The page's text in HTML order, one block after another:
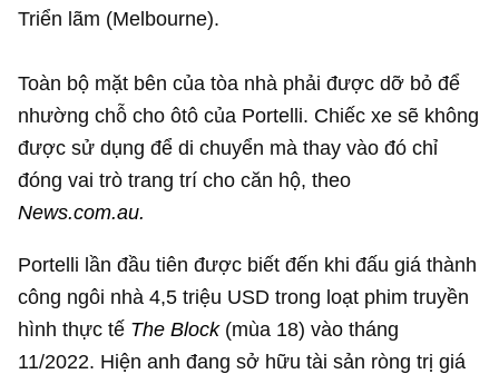
Triển lãm (Melbourne).
Toàn bộ mặt bên của tòa nhà phải được dỡ bỏ để
nhường chỗ cho ôtô của Portelli. Chiếc xe sẽ không
được sử dụng để di chuyển mà thay vào đó chỉ
đóng vai trò trang trí cho căn hộ, theo
News.com.au.
Portelli lần đầu tiên được biết đến khi đấu giá thành
công ngôi nhà4,5 triệu USD trong loạt phim truyền
hình thực tế The Block(mùa 18) vào tháng
11/2022. Hiện anh đang sở hữu tài sản ròng trị giá